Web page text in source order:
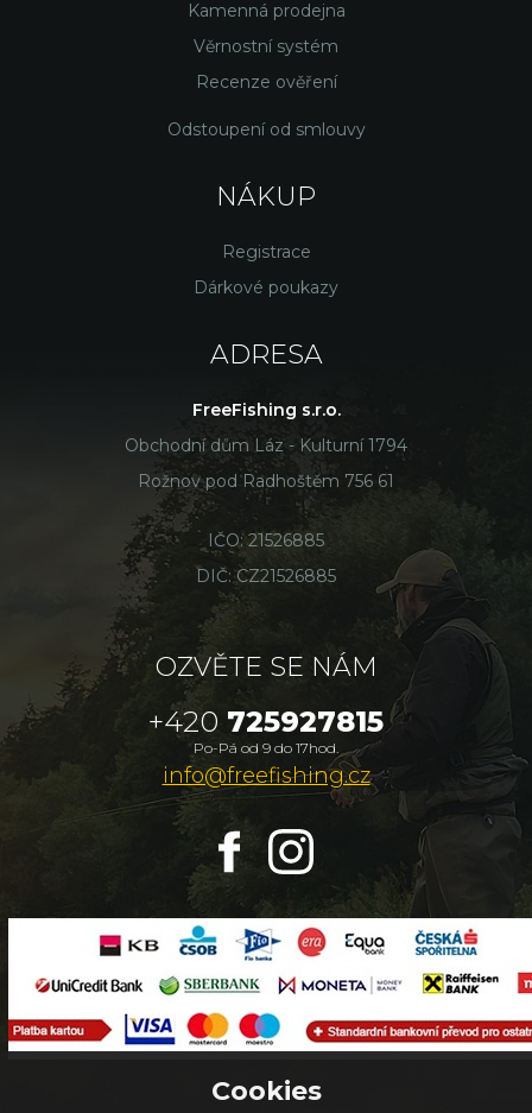
Kamenná prodejna
Věrnostní systém
Recenze ověření
Odstoupení od smlouvy
NÁKUP
Registrace
Dárkové poukazy
ADRESA
FreeFishing s.r.o.
Obchodní dům Láz - Kulturní 1794
Rožnov pod Radhoštěm 756 61
IČO: 21526885
DIČ: CZ21526885
OZVĚTE SE NÁM
+420 725927815
Po-Pá od 9 do 17hod.
info@freefishing.cz
Cookies